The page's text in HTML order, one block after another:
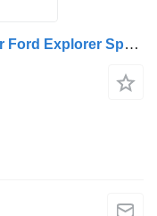
MOOG ROTULA K80771 lager voor Ford Explorer Sport Trac Ranger auto